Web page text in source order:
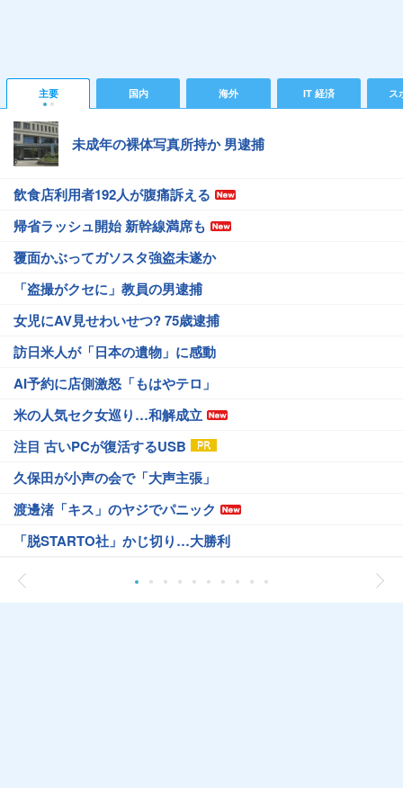
主要 国内 海外 IT 経済 ス
未成年の裸体写真所持か 男逮捕
飲食店利用者192人が腹痛訴える
帰省ラッシュ開始 新幹線満席も
覆面かぶってガソスタ強盗未遂か
「盗撮がクセに」教員の男逮捕
女児にAV見せわいせつ? 75歳逮捕
訪日米人が「日本の遺物」に感動
AI予約に店側激怒「もはやテロ」
米の人気セク女巡り…和解成立
注目 古いPCが復活するUSB
久保田が小声の会で「大声主張」
渡邊渚「キス」のヤジでパニック
「脱STARTO社」かじ切り…大勝利